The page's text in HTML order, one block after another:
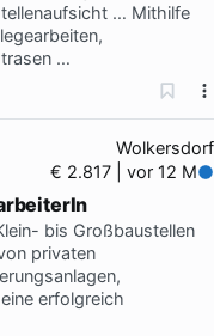
… Mithilfe
…
Wolkersdorf
€ 2.817 | vor 12 M
bis Großbaustellen
privaten
erfolgreich